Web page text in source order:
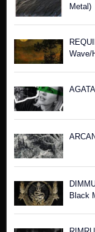
Metal)
Wave/
Black